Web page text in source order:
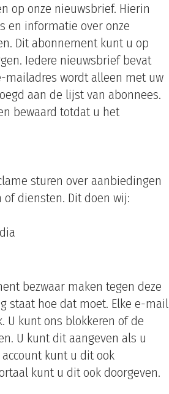
op onze nieuwsbrief. Hierin
en informatie over onze
Dit abonnement kunt u op
Iedere nieuwsbrief bevat
mailadres wordt alleen met uw
aan de lijst van abonnees.
bewaard totdat u het
sturen over aanbiedingen
diensten. Dit doen wij:
bezwaar maken tegen deze
staat hoe dat moet. Elke e-mail
U kunt ons blokkeren of de
U kunt dit aangeven als u
kunt u dit ook
kunt u dit ook doorgeven.